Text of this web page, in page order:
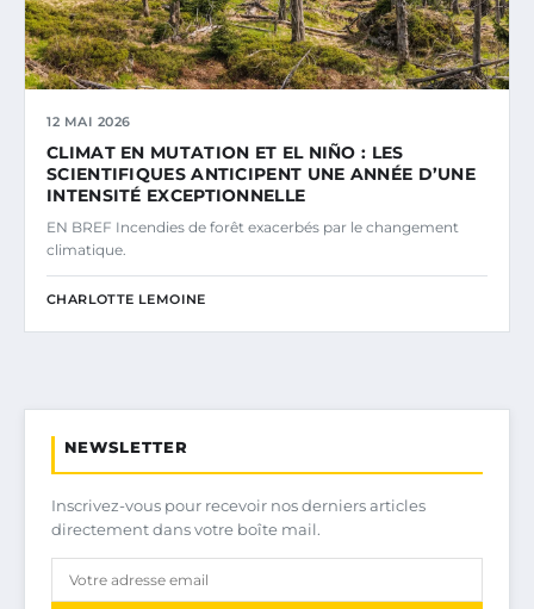
12 MAI 2026
CLIMAT EN MUTATION ET EL NIÑO : LES
SCIENTIFIQUES ANTICIPENT UNE ANNÉE D’UNE
INTENSITÉ EXCEPTIONNELLE
EN BREF Incendies de forêt exacerbés par le changement
climatique.
CHARLOTTE LEMOINE
NEWSLETTER
Inscrivez-vous pour recevoir nos derniers articles
directement dans votre boîte mail.